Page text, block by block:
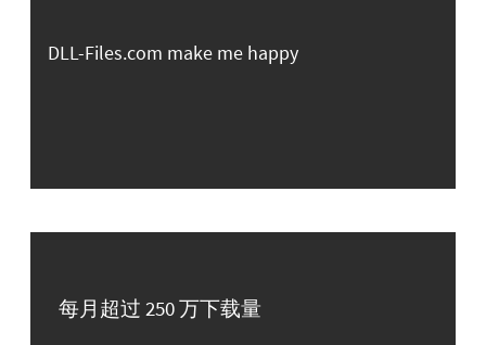
DLL-Files.com make me happy
每月超过 250 万下载量